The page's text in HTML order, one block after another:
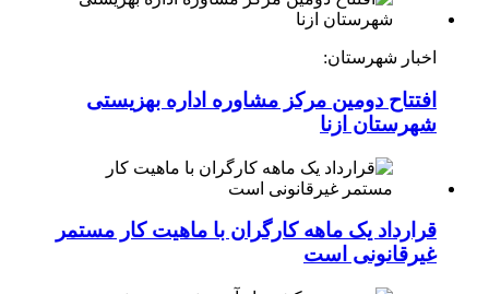
اخبار شهرستان:
افتتاح دومین مرکز مشاوره اداره بهزیستی
شهرستان ازنا
قرارداد یک ماهه کارگران با ماهیت کار مستمر
غیرقانونی است